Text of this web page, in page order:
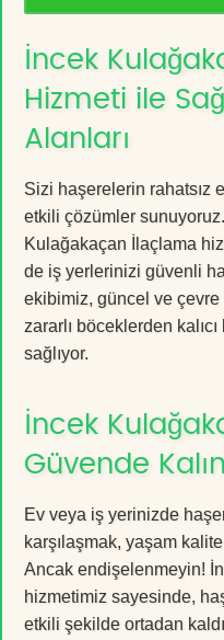
İncek
Hizmeti ile
Alanları
Sizi haşerelerin rahatsız
etkili çözümler
Kulağakaçan İlaçlama
de iş yerlerinizi güvenli
ekibimiz, güncel ve
zararlı böceklerden
sağlıyor.
İncek
Güvende Kalın
Ev veya iş yerinizde
karşılaşmak, yaşam
Ancak endişelenmeyin!
hizmetimiz sayesinde,
etkili şekilde ortadan